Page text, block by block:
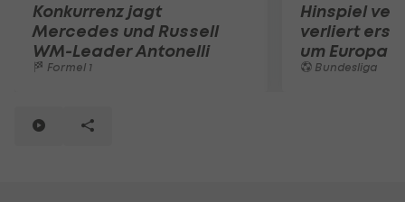
Konkurrenz jagt
Mercedes und Russell
WM-Leader Antonelli
Formel 1
Hinspiel
verliert
um Europa
Bundesliga